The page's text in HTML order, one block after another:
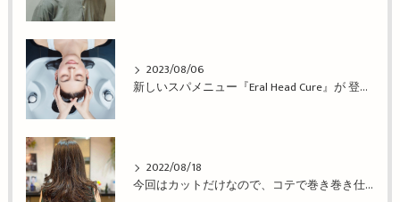
2023/08/06
新しいスパメニュー『Eral Head Cure』が 登場！姫路市の美容院BEREA(ベレア)はお客様のキレイを叶える美容室／ヘアサロン
2022/08/18
今回はカットだけなので、コテで巻き巻き仕上げ！姫路市の美容院BEREA(ベレア)はお客様のキレイを叶える美容室／ヘアサロン